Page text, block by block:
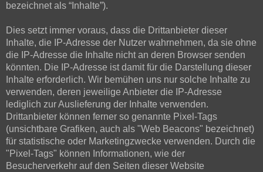
bezeichnet als “Inhalte”).
Dies setzt immer voraus, dass die Drittanbieter dieser
Inhalte, die IP-Adresse der Nutzer wahrnehmen, da sie ohne
die IP-Adresse die Inhalte nicht an deren Browser senden
könnten. Die IP-Adresse ist damit für die Darstellung dieser
Inhalte erforderlich. Wir bemühen uns nur solche Inhalte zu
verwenden, deren jeweilige Anbieter die IP-Adresse
lediglich zur Auslieferung der Inhalte verwenden.
Drittanbieter können ferner so genannte Pixel-Tags
(unsichtbare Grafiken, auch als "Web Beacons" bezeichnet)
für statistische oder Marketingzwecke verwenden. Durch die
"Pixel-Tags" können Informationen, wie der
Besucherverkehr auf den Seiten dieser Website